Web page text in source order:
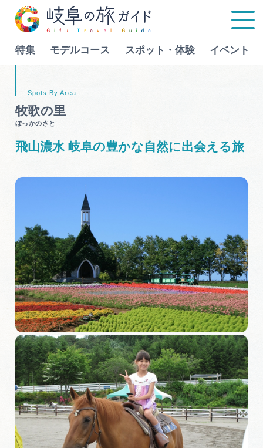
特集 モデルコース スポット・体験 イベント
スポット・体験
イベント
グルメ
旅の予約
アクセス
インフォメーション
ぎふ旅レポーター記事
早わかり岐阜
買い物・お土産
Language
行きたいリストを見る
牧歌の⾥
ぼっかのさと
飛山濃水 岐阜の豊かな自然に出会える旅